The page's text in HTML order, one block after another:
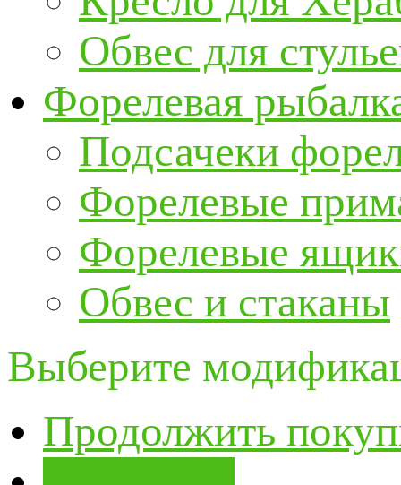
Обвес для
Форелевая
Подсачеки
Форелевые
Форелевые
Обвес и стаканы
Выберите
Продолжить